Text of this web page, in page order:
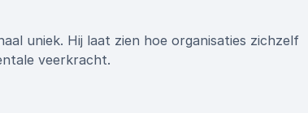
uniek. Hij laat zien hoe organisaties zichzelf
veerkracht.